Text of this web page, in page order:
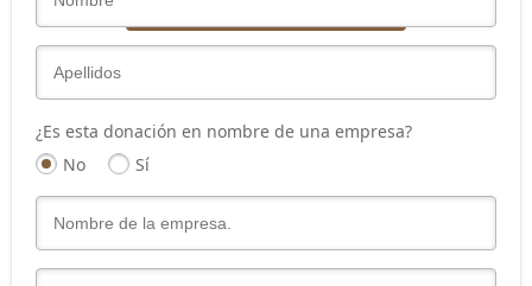
¿Es esta donación en nombre de una empresa?
No
Sí